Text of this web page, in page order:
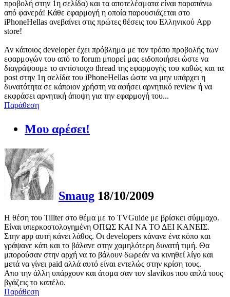
προβολή στην 1η σελίδα) και τα αποτελέσματα είναι παραπάνω
από φανερά! Κάθε εφαρμογή η οποία παρουσιάζεται στο
iPhoneHellas ανεβαίνει στις πρώτες θέσεις του Eλληνικού App
store!
Αν κάποιος developer έχει πρόβλημα με τον τρόπο προβολής των
εφαρμογών του από το forum μπορεί μας ειδοποιήσει ώστε να
διαγράψουμε το αντίστοιχο thread της εφαρμογής του καθώς και τα
post στην 1η σελίδα του iPhoneHellas ώστε να μην υπάρχει η
δυνατότητα σε κάποιον χρήστη να αφήσει αρνητικό review ή να
εκφράσει αρνητική άποψη για την εφαρμογή του...
Παράθεση
Μου αρέσει!
Smaug 18/10/2009
Η θέση του Tillter στο θέμα με το TVGuide με βρίσκει σύμμαχο.
Είναι υπερκοστολογημένη ΟΠΩΣ ΚΑΙ ΝΑ ΤΟ ΔΕΙ ΚΑΝΕΙΣ.
Στην app αυτή κάνει λάθος. Οι developers κάνανε ένα κόπο και
γράψανε κάτι και το βάλανε στην χαμηλότερη δυνατή τιμή. Θα
μπορούσαν στην αρχή να το βάλουν δωρεάν να κινηθεί λίγο και
μετά να γίνει paid αλλά αυτό είναι εντελώς στην κρίση τους.
Απο την άλλη υπάρχουν και άτομα σαν τον slavikos που απλά τους
βγάζεις το καπέλο.
Παράθεση